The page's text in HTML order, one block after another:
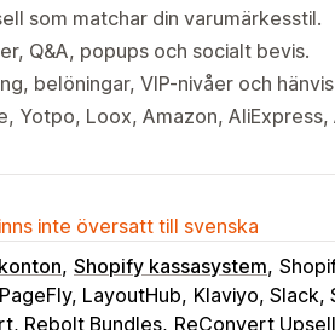
som matchar din varumärkesstil.
Q&A, popups och socialt bevis.
belöningar, VIP-nivåer och
Yotpo, Loox, Amazon, AliExpress,
inte översatt till svenska
Shopify kassasystem
LayoutHub Klaviyo, Slack,
Rebolt Bundles ReConvert